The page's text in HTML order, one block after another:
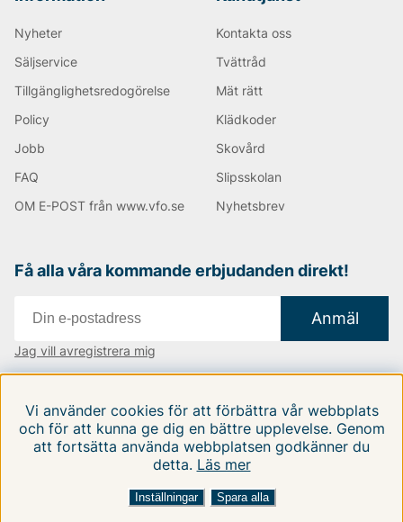
Nyheter
Säljservice
Tillgänglighetsredogörelse
Policy
Jobb
FAQ
OM E-POST från www.vfo.se
Kontakta oss
Tvättråd
Mät rätt
Klädkoder
Skovård
Slipsskolan
Nyhetsbrev
Få alla våra kommande erbjudanden direkt!
Anmäl
Jag vill avregistrera mig
Följ oss på våra sociala medier
Vi använder cookies för att förbättra vår webbplats
och för att kunna ge dig en bättre upplevelse. Genom
att fortsätta använda webbplatsen godkänner du
detta. Läs mer
Inställningar Spara alla